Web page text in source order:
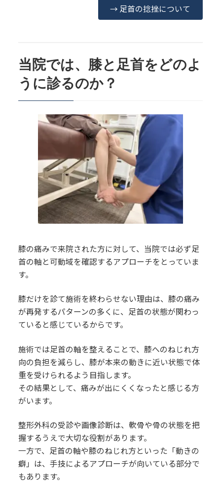
→ 足首の捻挫について
当院では、膝と足首をどのよ
うに診るのか？
膝の痛みで来院された方に対して、当院では必ず足
首の軸と可動域を確認するアプローチをとっていま
す。
膝だけを診て施術を終わらせない理由は、膝の痛み
が再発するパターンの多くに、足首の状態が関わっ
ていると感じているからです。
施術では足首の軸を整えることで、膝へのねじれ方
向の負担を減らし、膝が本来の動きに近い状態で体
重を受けられるよう目指します。
その結果として、痛みが出にくくなったと感じる方
がいます。
整形外科の受診や画像診断は、軟骨や骨の状態を把
握するうえで大切な役割があります。
一方で、足首の軸や膝のねじれ方といった「動きの
癖」は、手技によるアプローチが向いている部分で
もあります。